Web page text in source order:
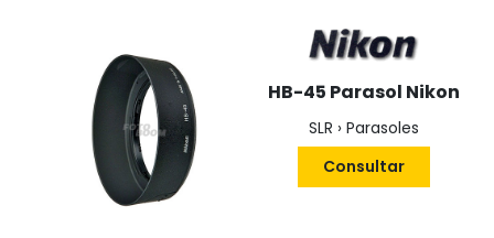
HB-45 Parasol Nikon
SLR › Parasoles
Consultar